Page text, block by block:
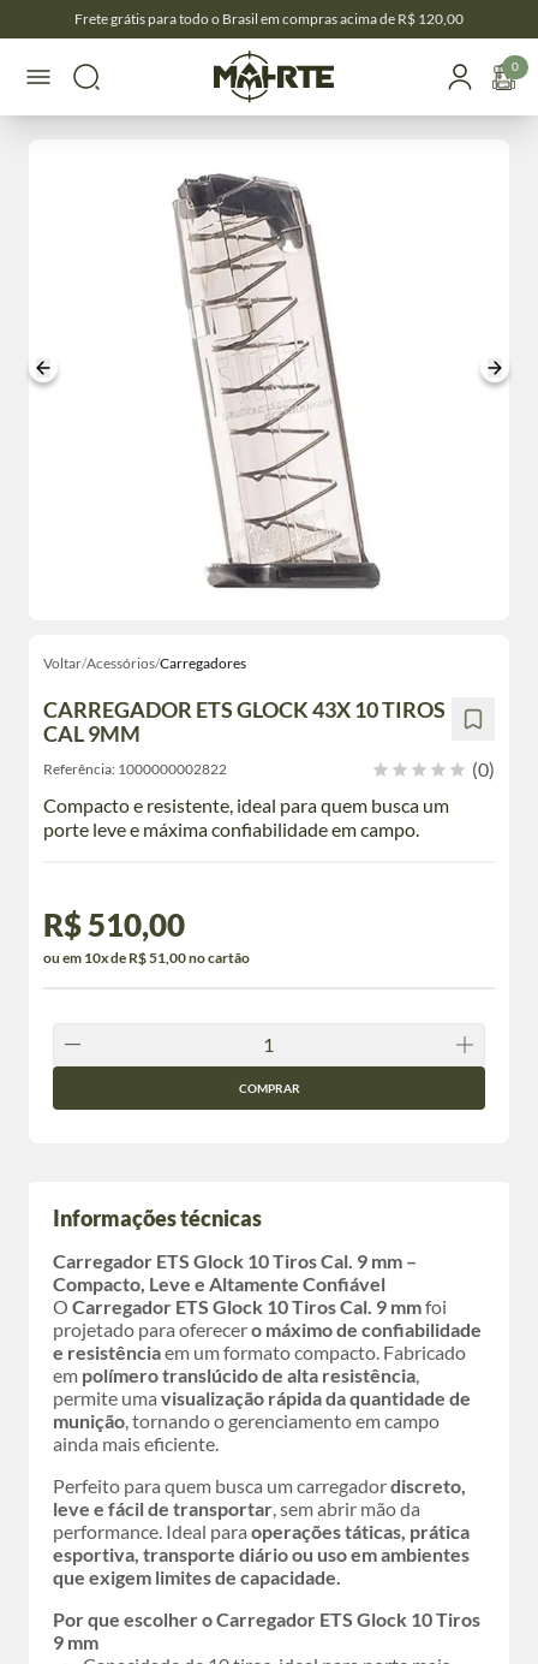
Frete grátis para todo o Brasil em compras acima de R$ 120,00
0
Voltar/Acessórios/Carregadores
CARREGADOR ETS GLOCK 43X 10 TIROS
CAL 9MM
Referência: 1000000002822
(0)
Compacto e resistente, ideal para quem busca um
porte leve e máxima confiabilidade em campo.
R$ 510,00
ou em 10x de R$ 51,00 no cartão
COMPRAR
Informações técnicas
Carregador ETS Glock 10 Tiros Cal. 9 mm –
Compacto, Leve e Altamente Confiável
O Carregador ETS Glock 10 Tiros Cal. 9 mmfoi
projetado para oferecero máximo de confiabilidade
e resistênciaem um formato compacto. Fabricado
em polímero translúcido de alta resistência,
permite uma visualização rápida da quantidade de
munição, tornando o gerenciamento em campo
ainda mais eficiente.
Perfeito para quem busca um carregadordiscreto,
leve e fácil de transportar, sem abrir mão da
performance. Ideal para operações táticas, prática
esportiva, transporte diário ou uso em ambientes
que exigem limites de capacidade.
Por que escolher o Carregador ETS Glock 10 Tiros
9 mm